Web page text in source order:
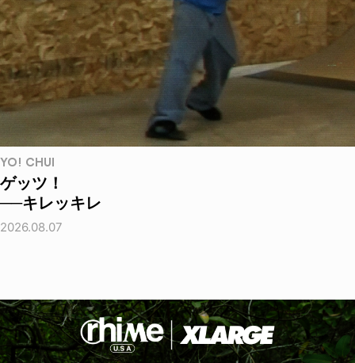
YO! CHUI
ゲッツ！
──キレッキレ
2026.08.07